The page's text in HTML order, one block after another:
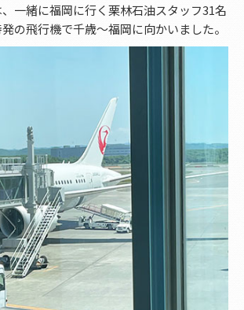
一緒に福岡に行く栗林石油スタッフ31名
の飛行機で千歳～福岡に向かいました。